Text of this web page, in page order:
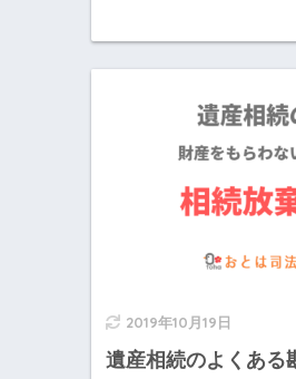
2019年10月19日
遺産相続のよくある